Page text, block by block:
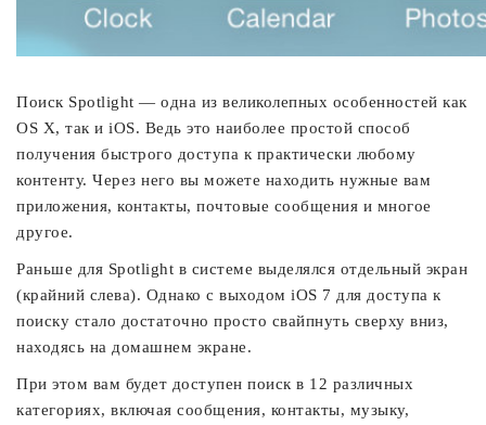
Поиск Spotlight — одна из великолепных особенностей как
OS X, так и iOS. Ведь это наиболее простой способ
получения быстрого доступа к практически любому
контенту. Через него вы можете находить нужные вам
приложения, контакты, почтовые сообщения и многое
другое.
Раньше для Spotlight в системе выделялся отдельный экран
(крайний слева). Однако с выходом iOS 7 для доступа к
поиску стало достаточно просто свайпнуть сверху вниз,
находясь на домашнем экране.
При этом вам будет доступен поиск в 12 различных
категориях, включая сообщения, контакты, музыку,